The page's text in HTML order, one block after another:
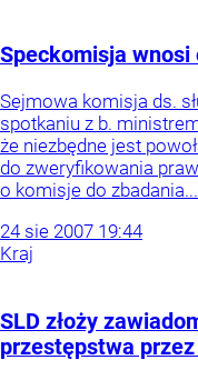
Speckomisja wnosi
Sejmowa komisja ds.
spotkaniu z b.
że niezbędne jest
do zweryfikowania
o komisje do zbadania...
24 sie 2007 19:44
Kraj
SLD złoży
przestępstwa przez